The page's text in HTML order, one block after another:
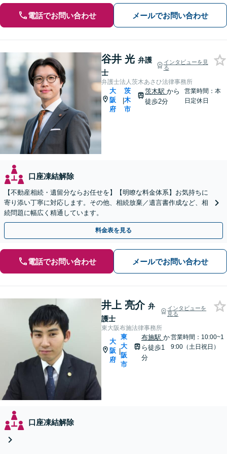
電話でお問い合わせ メールでお問い合わせ
谷井 光 弁護
士
インタビューを見
る
弁護士法人茨木あさひ法律事務所
大
阪
府
|
茨
木
市
茨木駅から
徒歩2分
営業時間：本
日定休日
口座凍結解除
【不動産相続・遺留分ならお任せを】【明瞭な料金体系】お気持ちに
寄り添い丁寧に対応します。その他、相続放棄／遺言書作成など、相
続問題に幅広く精通しています。
料金表を見る
電話でお問い合わせ メールでお問い合わせ
井上 亮介 弁
護士
インタビューを
見る
東大阪布施法律事務所
大
阪
府
|
東
大
阪
市
布施駅 か
ら徒歩1
分
営業時間：10:00~1
9:00（土日祝日）
口座凍結解除